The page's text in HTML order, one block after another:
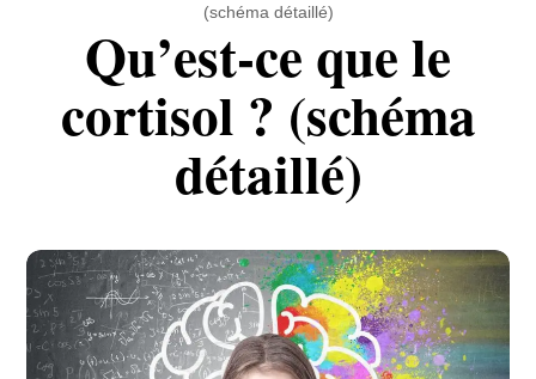
(schéma détaillé)
Qu’est-ce que le
cortisol ? (schéma
détaillé)